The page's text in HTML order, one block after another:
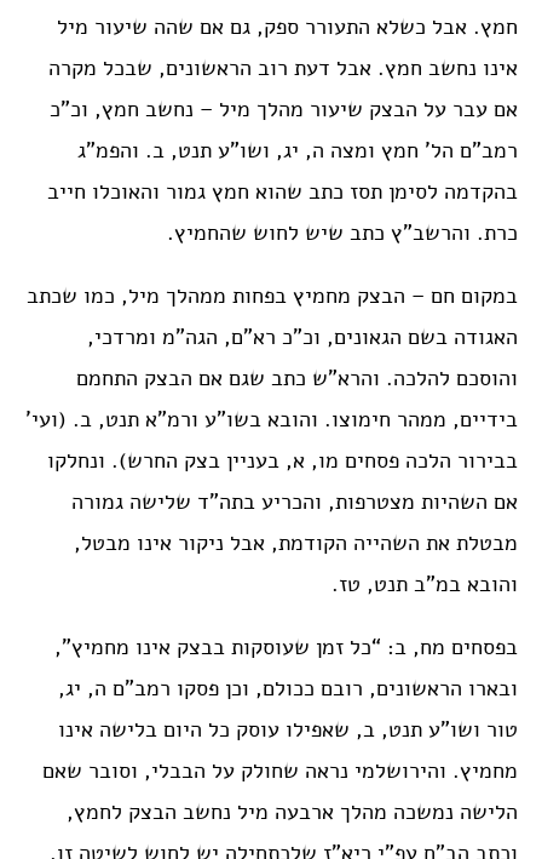
חמץ. אבל כשלא התעורר ספק, גם אם שהה שיעור מיל
אינו נחשב חמץ. אבל דעת רוב הראשונים, שבכל מקרה
אם עבר על הבצק שיעור מהלך מיל – נחשב חמץ, וכ”כ
רמב”ם הל’ חמץ ומצה ה, יג, ושו”ע תנט, ב. והפמ”ג
בהקדמה לסימן תסז כתב שהוא חמץ גמור והאוכלו חייב
כרת. והרשב”ץ כתב שיש לחוש שהחמיץ.
במקום חם – הבצק מחמיץ בפחות ממהלך מיל, כמו שכתב
האגודה בשם הגאונים, וכ”כ רא”ם, הגה”מ ומרדכי,
והוסכם להלכה. והרא”ש כתב שגם אם הבצק התחמם
בידיים, ממהר חימוצו. והובא בשו”ע ורמ”א תנט, ב. (ועי’
בבירור הלכה פסחים מו, א, בעניין בצק החרש). ונחלקו
אם השהיות מצטרפות, והכריע בתה”ד שלישה גמורה
מבטלת את השהייה הקודמת, אבל ניקור אינו מבטל,
והובא במ”ב תנט, טז.
בפסחים מח, ב: “כל זמן שעוסקות בבצק אינו מחמיץ”,
ובארו הראשונים, רובם ככולם, וכן פסקו רמב”ם ה, יג,
טור ושו”ע תנט, ב, שאפילו עוסק כל היום בלישה אינו
מחמיץ. והירושלמי נראה שחולק על הבבלי, וסובר שאם
הלישה נמשכה מהלך ארבעה מיל נחשב הבצק לחמץ,
וכתב הב”ח עפ”י ריא”ז שלכתחילה יש לחוש לשיטה זו.